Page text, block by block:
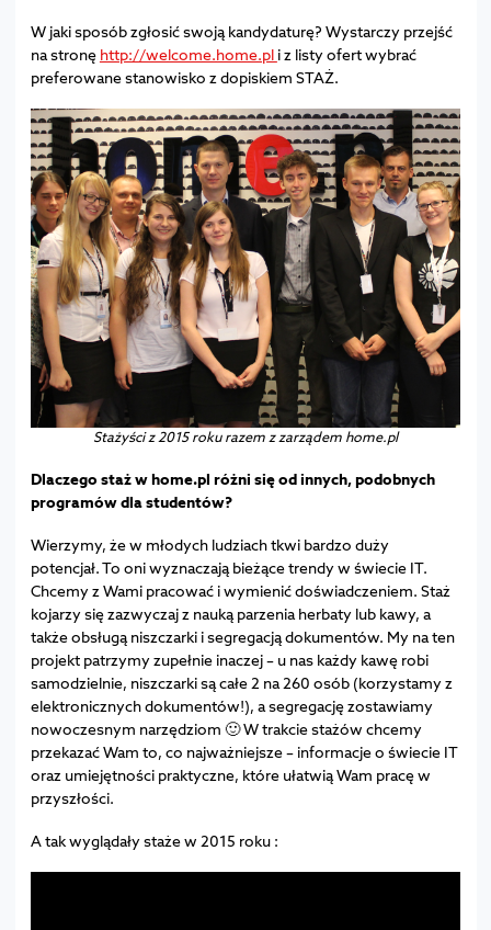
W jaki sposób zgłosić swoją kandydaturę? Wystarczy przejść
na stronę http://welcome.home.pl i z listy ofert wybrać
preferowane stanowisko z dopiskiem STAŻ.
Stażyści z 2015 roku razem z zarządem home.pl
Dlaczego staż w home.pl różni się od innych, podobnych
programów dla studentów?
Wierzymy, że w młodych ludziach tkwi bardzo duży
potencjał. To oni wyznaczają bieżące trendy w świecie IT.
Chcemy z Wami pracować i wymienić doświadczeniem. Staż
kojarzy się zazwyczaj z nauką parzenia herbaty lub kawy, a
także obsługą niszczarki i segregacją dokumentów. My na ten
projekt patrzymy zupełnie inaczej – u nas każdy kawę robi
samodzielnie, niszczarki są całe 2 na 260 osób (korzystamy z
elektronicznych dokumentów!), a segregację zostawiamy
nowoczesnym narzędziom 🙂 W trakcie stażów chcemy
przekazać Wam to, co najważniejsze – informacje o świecie IT
oraz umiejętności praktyczne, które ułatwią Wam pracę w
przyszłości.
A tak wyglądały staże w 2015 roku :